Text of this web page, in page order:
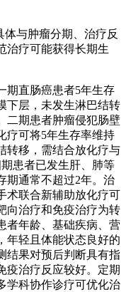
与肿瘤分期、治疗反
治疗可能获得长期生
期直肠癌患者5年生存
下层，未发生淋巴结转
二期患者肿瘤侵犯肠壁
疗可将5年生存率维持
转移，需结合放化疗与
患者已发生肝、肺等
期通常不超过2年。治
术联合新辅助放化疗可
向治疗和免疫治疗为转
者年龄、基础疾病、营
年轻且体能状态良好的
结果对预后判断具有指
疫治疗反应较好。定期
学科协作诊疗可优化治